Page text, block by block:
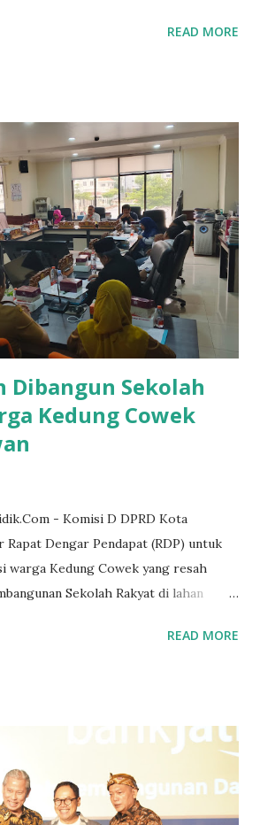
jaringan pipa tanpa
target, dengan total pemasangan
yang tersebar di berbagai wilayah
bagian dari pelaksanaan program
2025, Tim Perumda Air Minum
Diego Maulana Yusuf, Staf Senior
Zona 3, melakukan peninjauan
pipa di Jalan Kunti Nomor
dengan rencana anggaran biaya (RAB)
dipasang sepanjang 42 meter dengan
READ MORE
Dibangun Sekolah
Kedung Cowek
- Komisi D DPRD Kota
Rapat Dengar Pendapat (RDP) untuk
warga Kedung Cowek yang resah
Sekolah Rakyat di lahan
Komisi D, Selasa (28/10/2025),
Dalam forum tersebut, tokoh
H.M. Husnin Yasin,
warga pada prinsipnya tidak menolak
Rakyat. Namun, ia menekankan bahwa
READ MORE